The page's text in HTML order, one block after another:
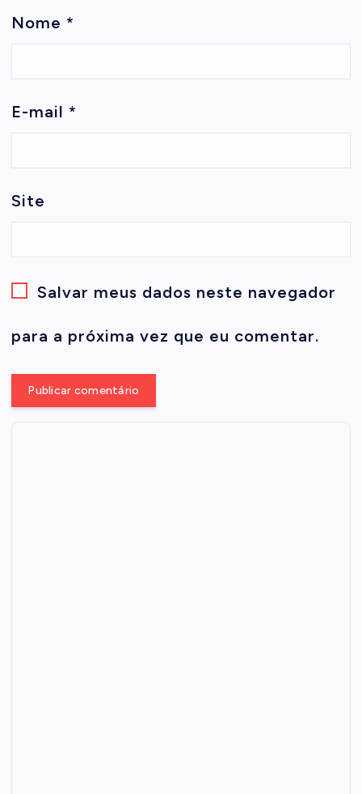
Nome *
E-mail *
Site
Salvar meus dados neste navegador
para a próxima vez que eu comentar.